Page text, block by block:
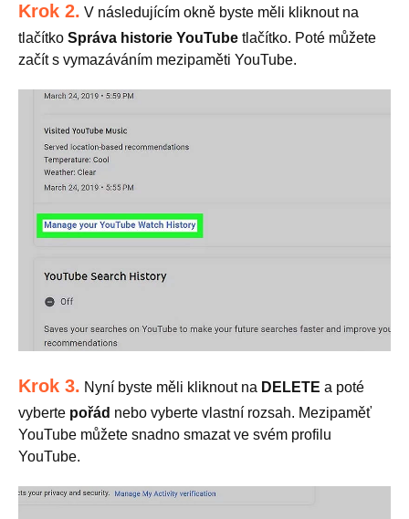
Krok 2. V následujícím okně byste měli kliknout na
tlačítko Správa historie YouTube tlačítko. Poté můžete
začít s vymazáváním mezipaměti YouTube.
Krok 3. Nyní byste měli kliknout na DELETE a poté
vyberte pořád nebo vyberte vlastní rozsah. Mezipaměť
YouTube můžete snadno smazat ve svém profilu
YouTube.